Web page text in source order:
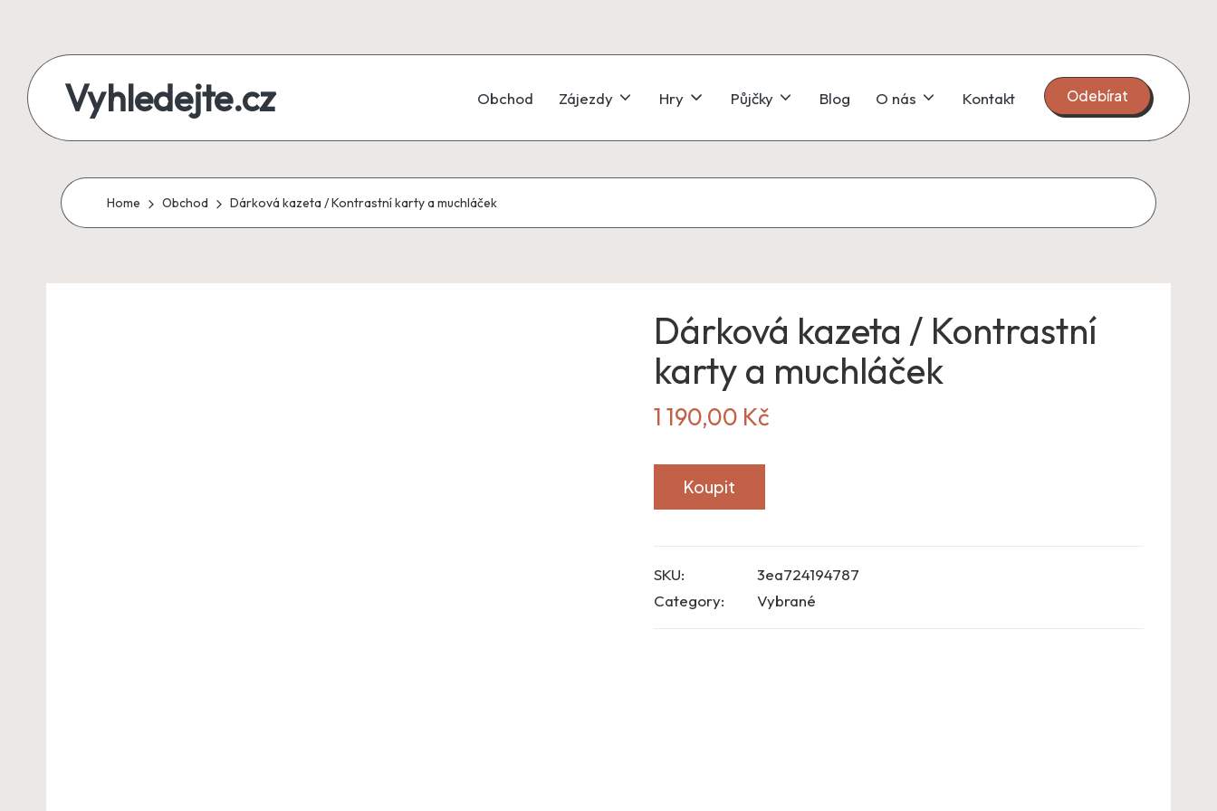
content
Vyhledejte.cz
produkty
i
Obchod Zájezdy Hry Půjčky Blog O nás Kontakt Odebírat
Home Obchod Dárková kazeta / Kontrastní karty a muchláček
Dárková kazeta / Kontrastní
karty a muchláček
1 190,00 Kč
Koupit
SKU:
3ea724194787
Category:
Vybrané